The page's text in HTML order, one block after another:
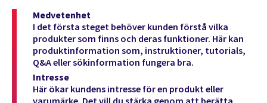
Medvetenhet
I det första steget behöver kunden förstå vilka
produkter som finns och deras funktioner. Här kan
produktinformation som, instruktioner, tutorials,
Q&A eller sökinformation fungera bra.
Intresse
Här ökar kundens intresse för en produkt eller